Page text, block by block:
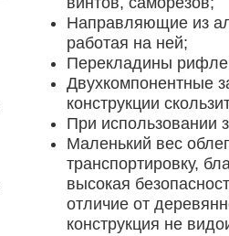
Направляющие из
работая на ней;
Перекладины
Двухкомпонентные
конструкции
При использовании
Маленький вес
транспортировку,
высокая
отличие от
конструкция не